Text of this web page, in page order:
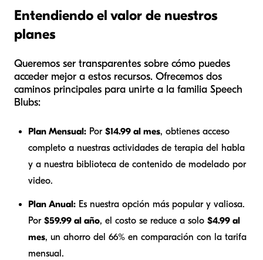
Entendiendo el valor de nuestros
planes
Queremos ser transparentes sobre cómo puedes
acceder mejor a estos recursos. Ofrecemos dos
caminos principales para unirte a la familia Speech
Blubs:
Plan Mensual: Por $14.99 al mes, obtienes acceso
completo a nuestras actividades de terapia del habla
y a nuestra biblioteca de contenido de modelado por
video.
Plan Anual: Es nuestra opción más popular y valiosa.
Por $59.99 al año, el costo se reduce a solo $4.99 al
mes, un ahorro del 66% en comparación con la tarifa
mensual.